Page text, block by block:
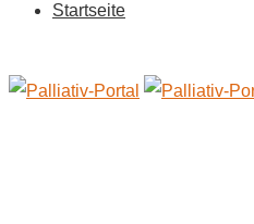
Startseite